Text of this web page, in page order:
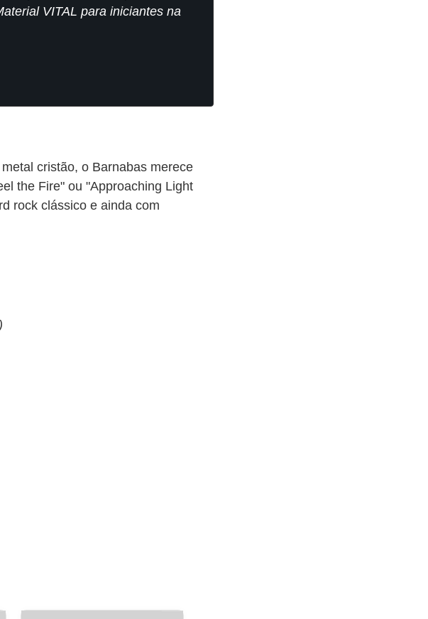
VITAL para iniciantes na
cristão, o Barnabas merece
the Fire" ou "Approaching Light
rock clássico e ainda com